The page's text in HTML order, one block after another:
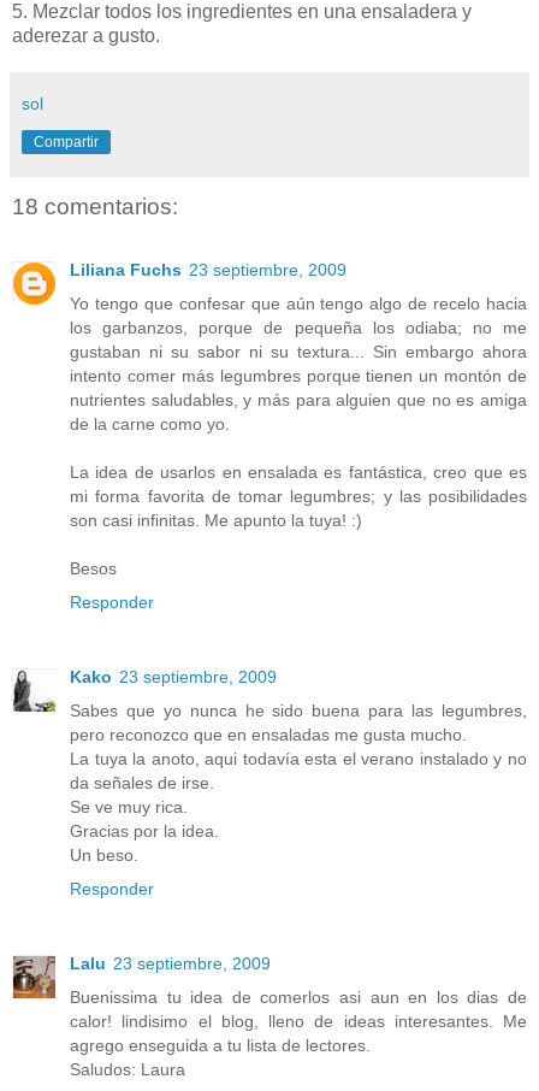
5. Mezclar todos los ingredientes en una ensaladera y
aderezar a gusto.
sol
Compartir
18 comentarios:
Liliana Fuchs 23 septiembre, 2009
Yo tengo que confesar que aún tengo algo de recelo hacia
los garbanzos, porque de pequeña los odiaba; no me
gustaban ni su sabor ni su textura... Sin embargo ahora
intento comer más legumbres porque tienen un montón de
nutrientes saludables, y más para alguien que no es amiga
de la carne como yo.
La idea de usarlos en ensalada es fantástica, creo que es
mi forma favorita de tomar legumbres; y las posibilidades
son casi infinitas. Me apunto la tuya! :)
Besos
Responder
Kako 23 septiembre, 2009
Sabes que yo nunca he sido buena para las legumbres,
pero reconozco que en ensaladas me gusta mucho.
La tuya la anoto, aqui todavía esta el verano instalado y no
da señales de irse.
Se ve muy rica.
Gracias por la idea.
Un beso.
Responder
Lalu 23 septiembre, 2009
Buenissima tu idea de comerlos asi aun en los dias de
calor! lindisimo el blog, lleno de ideas interesantes. Me
agrego enseguida a tu lista de lectores.
Saludos: Laura